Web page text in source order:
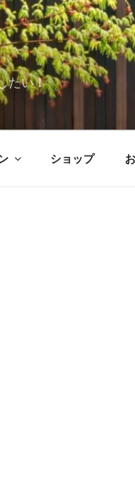
たい！
ショップ